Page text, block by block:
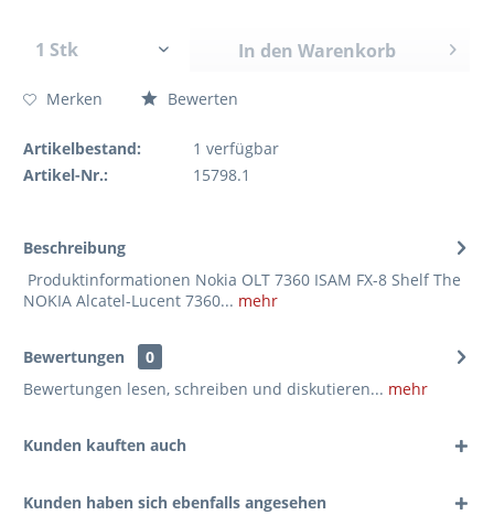
In den Warenkorb
Merken Bewerten
Artikelbestand: 1 verfügbar
Artikel-Nr.:
15798.1
Beschreibung
Produktinformationen Nokia OLT 7360 ISAM FX-8 Shelf The
NOKIA Alcatel-Lucent 7360... mehr
Bewertungen
0
Bewertungen lesen, schreiben und diskutieren... mehr
Kunden kauften auch
Kunden haben sich ebenfalls angesehen